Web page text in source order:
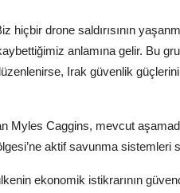
hiçbir drone saldırısının
anlamına gelir. Bu
Irak güvenlik
Myles Caggins, mevcut
aktif savunma
ekonomik istikrarının